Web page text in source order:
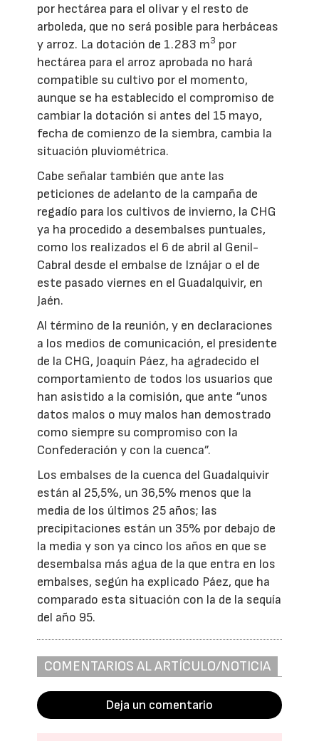
por hectárea para el olivar y el resto de
arboleda, que no será posible para herbáceas
y arroz. La dotación de 1.283 m3 por
hectárea para el arroz aprobada no hará
compatible su cultivo por el momento,
aunque se ha establecido el compromiso de
cambiar la dotación si antes del 15 mayo,
fecha de comienzo de la siembra, cambia la
situación pluviométrica.
Cabe señalar también que ante las
peticiones de adelanto de la campaña de
regadío para los cultivos de invierno, la CHG
ya ha procedido a desembalses puntuales,
como los realizados el 6 de abril al Genil-
Cabral desde el embalse de Iznájar o el de
este pasado viernes en el Guadalquivir, en
Jaén.
Al término de la reunión, y en declaraciones
a los medios de comunicación, el presidente
de la CHG, Joaquín Páez, ha agradecido el
comportamiento de todos los usuarios que
han asistido a la comisión, que ante “unos
datos malos o muy malos han demostrado
como siempre su compromiso con la
Confederación y con la cuenca”.
Los embalses de la cuenca del Guadalquivir
están al 25,5%, un 36,5% menos que la
media de los últimos 25 años; las
precipitaciones están un 35% por debajo de
la media y son ya cinco los años en que se
desembalsa más agua de la que entra en los
embalses, según ha explicado Páez, que ha
comparado esta situación con la de la sequía
del año 95.
COMENTARIOS AL ARTÍCULO/NOTICIA
Deja un comentario